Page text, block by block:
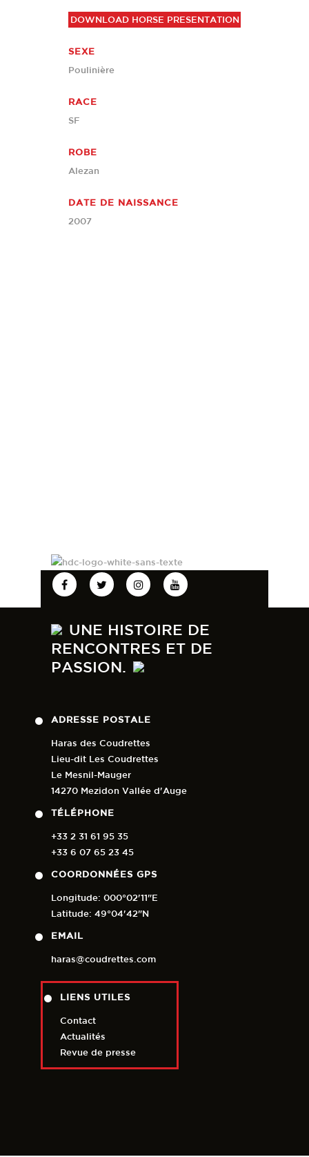
DOWNLOAD HORSE PRESENTATION
SEXE
Poulinière
RACE
SF
ROBE
Alezan
DATE DE NAISSANCE
2007
UNE HISTOIRE DE
RENCONTRES ET DE
PASSION.
ADRESSE POSTALE
Haras des Coudrettes
Lieu-dit Les Coudrettes
Le Mesnil-Mauger
14270 Mezidon Vallée d'Auge
TÉLÉPHONE
+33 2 31 61 95 35
+33 6 07 65 23 45
COORDONNÉES GPS
Longitude: 000°02'11"E
Latitude: 49°04'42"N
EMAIL
haras@coudrettes.com
LIENS UTILES
Contact
Actualités
Revue de presse